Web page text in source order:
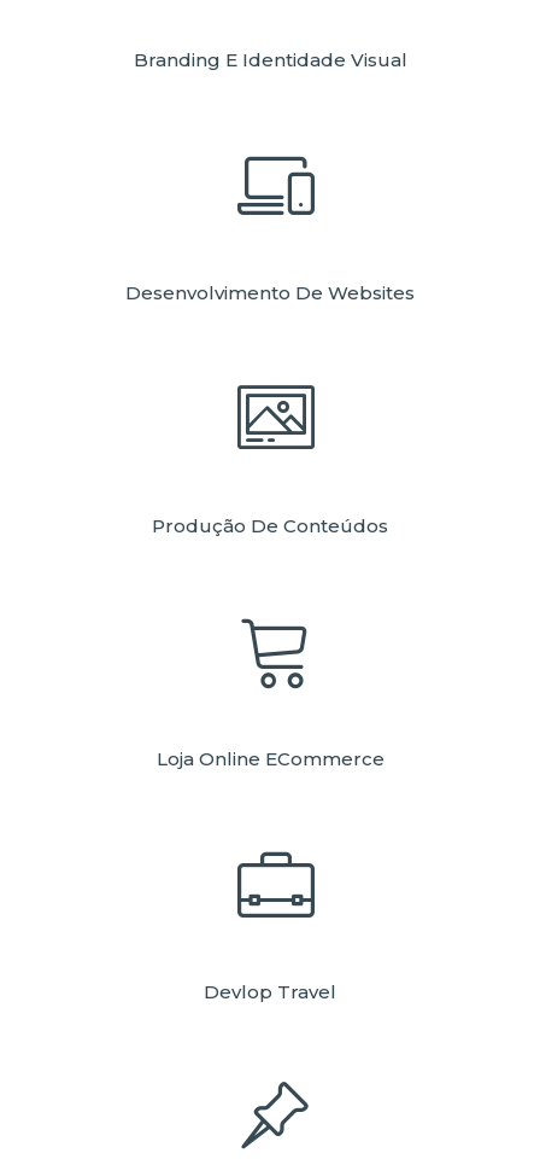
Branding E Identidade Visual
Desenvolvimento De Websites
Produção De Conteúdos
Loja Online ECommerce
Devlop Travel